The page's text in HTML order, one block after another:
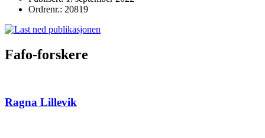
Ordrenr.: 20819
Fafo-forskere
Ragna Lillevik